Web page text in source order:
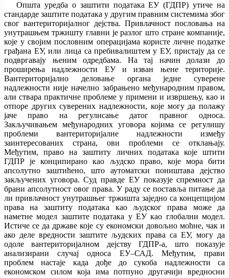
Општа уредба о заштити података ЕУ (ГДПР) утиче на
стандарде заштите података у другим правним системима због
свог вантериторијалног дејства. Привлачност пословања на
унутрашњем тржишту главни је разлог што стране компаније,
које у својим пословним операцијама користе личне податке
грађана ЕУ, или лица са пребивалиштем у ЕУ, пристају да се
подвргавају њеним одредбама. На тај начин долази до
проширења надлежности ЕУ и изван њене територије.
Вантериторијално деловање органа једне суверене
надлежности није начелно забрањено међународним правом,
али ствара практичне проблеме у примени и извршењу, као и
отпоре других суверених надлежности, које могу да полажу
јаче право на регулисање датог правног односа.
Закључивањем међународних уговора којима се регулишу
проблеми вантериторијалне надлежности између
заинтересованих страна, ови проблеми се отклањају.
Међутим, право на заштиту личних података које штити
ГДПР је конципирано као људско право, које мора бити
апсолутно заштићено, што аутоматски поништава дејство
закључених уговора. Суд правде ЕУ показује спремност да
брани апсолутност овог права. У раду се поставља питање да
ли привлачност унутрашњег тржишта заједно са концепцијом
права на заштиту података као људског права може да
наметне модел заштите података у ЕУ као глобални модел.
Истиче се да државе које су економски довољно моћне, чак и
ако деле вредности заштите људских права са ЕУ, могу да
одоле вантериторијалном дејству ГДПР-а, што показује
анализирани случај односа ЕУ–САД. Међутим, прави
проблем настаје када дође до сукоба надлежности са
економском силом која има потпуно другачији вредносни